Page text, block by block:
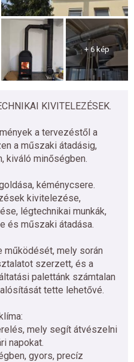
+ 6 kép
KIVITELEZÉSEK.
a tervezéstől a
a műszaki átadásig,
kiváló minőségben.
kéménycsere.
kivitelezése,
légtechnikai munkák,
és műszaki átadása.
működését, mely során
szerzett, és a
palettánk számtalan
tette lehetővé.
mely segít átvészelni
napokat.
gyors, precíz